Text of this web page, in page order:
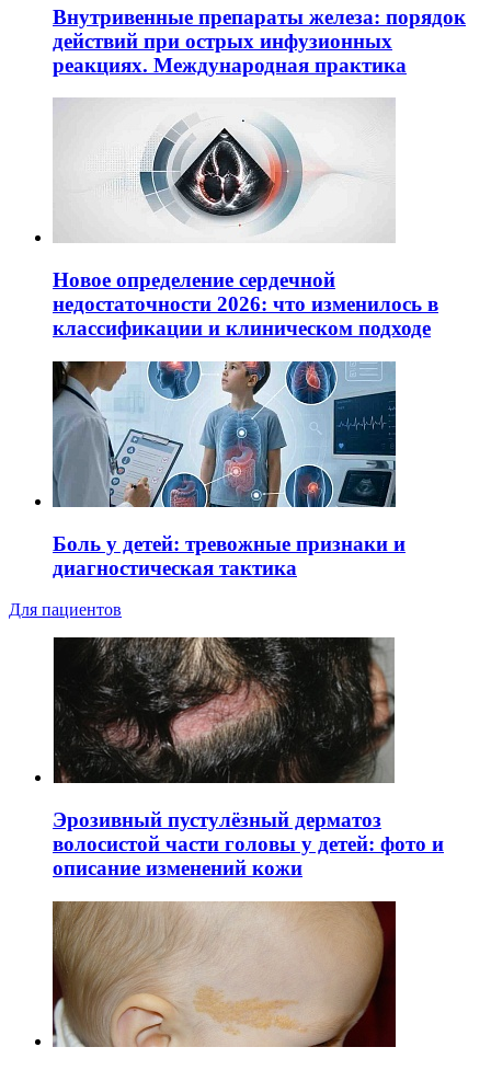
Внутривенные препараты железа: порядок
действий при острых инфузионных
реакциях. Международная практика
Новое определение сердечной
недостаточности 2026: что изменилось в
классификации и клиническом подходе
Боль у детей: тревожные признаки и
диагностическая тактика
Для пациентов
Эрозивный пустулёзный дерматоз
волосистой части головы у детей: фото и
описание изменений кожи